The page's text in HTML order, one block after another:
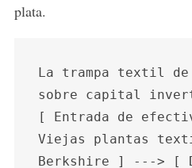
plata.
La trampa textil
sobre capital
[ Entrada de
Viejas plantas
Berkshire ] ---> [